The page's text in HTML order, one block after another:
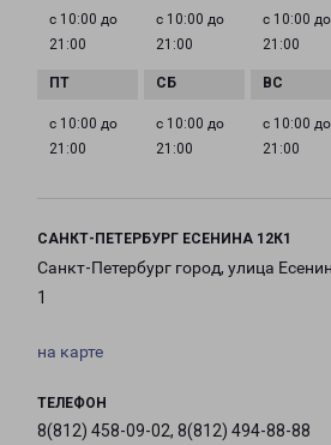
с 10:00 до
21:00
с 10:00 до
21:00
с 10:00 до
21:00
с 10:00 до
21:00
с 10:00 до
21:00
с 10:00 до
21:00
САНКТ-ПЕТЕРБУРГ ЕСЕНИНА 12К1
Санкт-Петербург город, улица
1
на карте
ТЕЛЕФОН
8(812) 458-09-02, 8(812) 494-88-88